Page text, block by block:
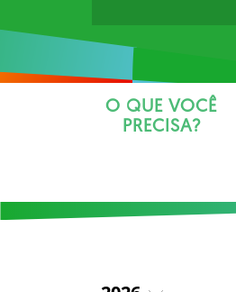
O QUE VOCÊ
PRECISA?